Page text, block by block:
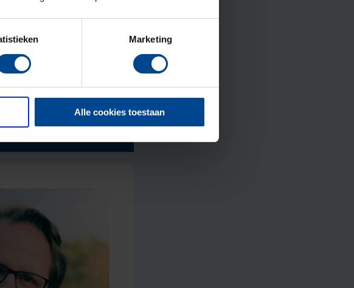
Marketing
Alle cookies toestaan
wil meer weten